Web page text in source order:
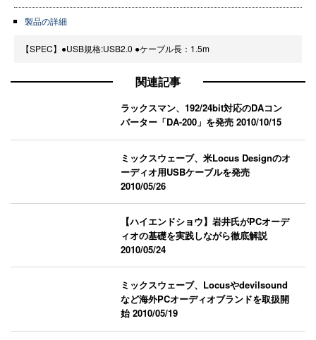
製品の詳細
【SPEC】●USB規格:USB2.0 ●ケーブル長：1.5m
関連記事
ラックスマン、192/24bit対応のDAコン
バーター「DA-200」を発売2010/10/15
ミックスウェーブ、米Locus Designのオ
ーディオ用USBケーブルを発売
2010/05/26
【ハイエンドショウ】岩井氏がPCオーデ
ィオの基礎を実践しながら徹底解説
2010/05/24
ミックスウェーブ、Locusやdevilsound
など海外PCオーディオブランドを取扱開
始2010/05/19